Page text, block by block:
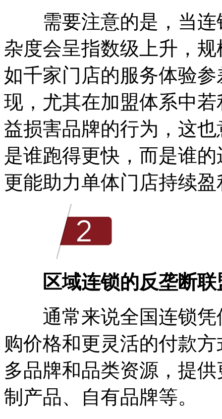
需要注意的是，当连
杂度会呈指数级上升，
如千家门店的服务体验
现，尤其在加盟体系中
益损害品牌的行为，这
是谁跑得更快，而是谁
更能助力单体门店持续盈
区域连锁的反垄断联
通常来说全国连锁凭
购价格和更灵活的付款
多品牌和品类资源，提
制产品、自有品牌等。